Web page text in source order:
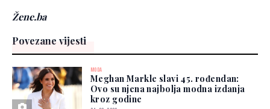
Žene.ba
Povezane vijesti
MODA
Meghan Markle slavi 45. rođendan:
Ovo su njena najbolja modna izdanja
kroz godine